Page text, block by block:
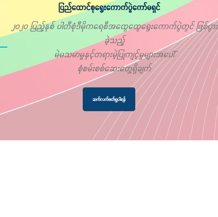
ပြည်ထောင်စုရွေးကောက်ပွဲကော်မရှင်
၂၀၂၀ ပြည့်နှစ် ပါတီစုံဒီမိုကရေစီအထွေထွေရွေးကောက်ပွဲတွင် ဖြစ်ပွား
ခဲ့သည့်
မဲမသမာမှုနှင့်တရားမဲ့ပြုကျင့်မှုများအပေါ်
စုံစမ်းစစ်ဆေးတွေ့ရှိချက်
ဆက်လက်ဖတ်ရှုပါရန်